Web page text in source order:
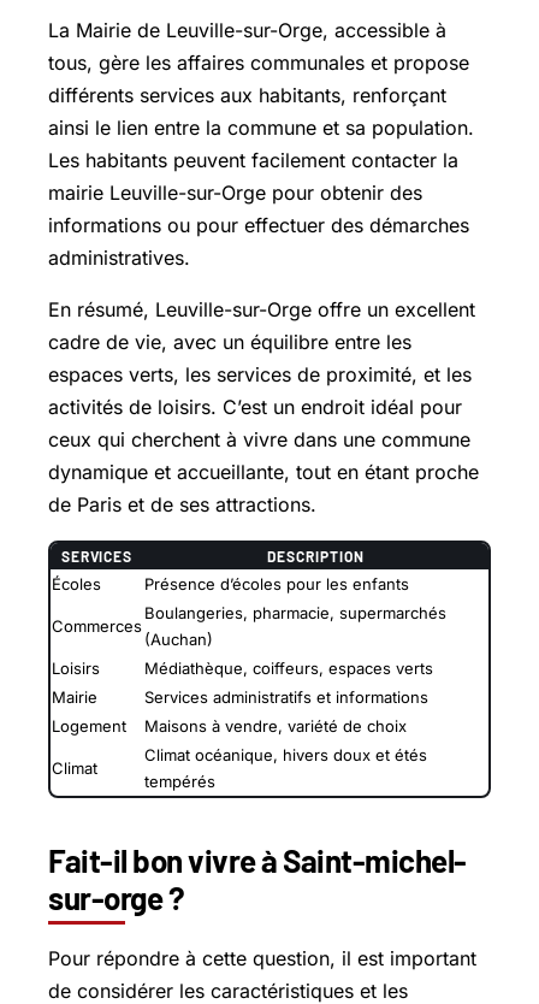
La Mairie de Leuville-sur-Orge, accessible à
tous, gère les affaires communales et propose
différents services aux habitants, renforçant
ainsi le lien entre la commune et sa population.
Les habitants peuvent facilement contacter la
mairie Leuville-sur-Orge pour obtenir des
informations ou pour effectuer des démarches
administratives.
En résumé, Leuville-sur-Orge offre un excellent
cadre de vie, avec un équilibre entre les
espaces verts, les services de proximité, et les
activités de loisirs. C’est un endroit idéal pour
ceux qui cherchent à vivre dans une commune
dynamique et accueillante, tout en étant proche
de Paris et de ses attractions.
SERVICES DESCRIPTION
Écoles Présence d’écoles pour les enfants
Commerces
Boulangeries, pharmacie, supermarchés
(Auchan)
Loisirs
Médiathèque, coiffeurs, espaces verts
Mairie
Services administratifs et informations
Logement
Maisons à vendre, variété de choix
Climat
Climat océanique, hivers doux et étés
tempérés
Fait-il bon vivre à Saint-michel-
sur-orge ?
Pour répondre à cette question, il est important
de considérer les caractéristiques et les